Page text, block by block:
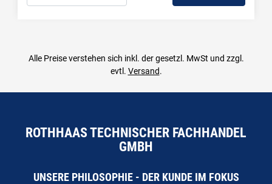
Alle Preise verstehen sich inkl. der gesetzl. MwSt und zzgl.
evtl. Versand.
ROTHHAAS TECHNISCHER FACHHANDEL
GMBH
UNSERE PHILOSOPHIE - DER KUNDE IM FOKUS